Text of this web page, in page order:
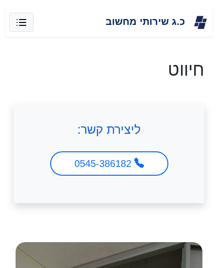
כ.ג שירותי מחשוב
חיווט
ליצירת קשר: